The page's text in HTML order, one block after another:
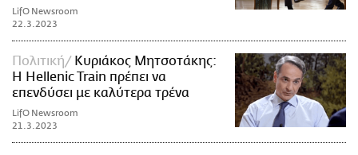
LifO Newsroom
22.3.2023
Πολιτική
Κυριάκος Μητσοτάκης:
Η Hellenic Train πρέπει να
επενδύσει με καλύτερα τρένα
LifO Newsroom
21.3.2023